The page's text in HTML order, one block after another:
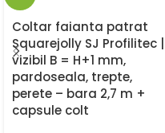
Coltar faianta patrat
Squarejolly SJ Profilitec |
vizibil B = H+1 mm,
pardoseala, trepte,
perete – bara 2,7 m +
capsule colt